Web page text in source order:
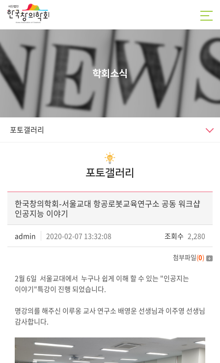
학회소식
포토갤러리
포토갤러리
한국창의학회-서울교대 항공로봇교육연구소 공동 워크샵
인공지능 이야기
admin 2020-02-07 13:32:08 조회수 2,280
첨부파일(0)
2월 6일 서울교대에서 누구나 쉽게 이해 할 수 있는 "인공지는
이야기"특강이 진행 되었습니다.
명강의를 해주신 이루옹 교사 연구소 배영운 선생님과 이주영 선생님
감사합니다.